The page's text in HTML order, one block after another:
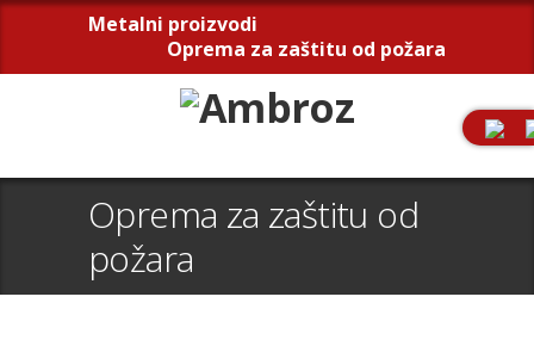
Metalni proizvodi
Oprema za zaštitu od požara
Oprema za zaštitu od
požara